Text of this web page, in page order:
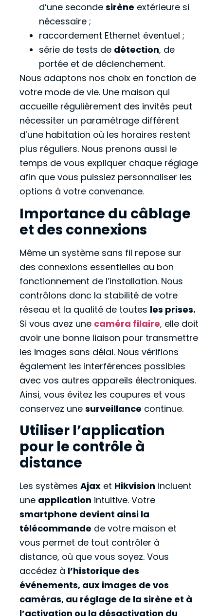
d’une seconde sirène extérieure si
nécessaire ;
raccordement Ethernet éventuel ;
série de tests de détection, de
portée et de déclenchement.
Nous adaptons nos choix en fonction de
votre mode de vie. Une maison qui
accueille régulièrement des invités peut
nécessiter un paramétrage différent
d’une habitation où les horaires restent
plus réguliers. Nous prenons aussi le
temps de vous expliquer chaque réglage
afin que vous puissiez personnaliser les
options à votre convenance.
Importance du câblage
et des connexions
Même un système sans fil repose sur
des connexions essentielles au bon
fonctionnement de l’installation. Nous
contrôlons donc la stabilité de votre
réseau et la qualité de toutes les prises.
Si vous avez une caméra filaire, elle doit
avoir une bonne liaison pour transmettre
les images sans délai. Nous vérifions
également les interférences possibles
avec vos autres appareils électroniques.
Ainsi, vous évitez les coupures et vous
conservez une surveillance continue.
Utiliser l’application
pour le contrôle à
distance
Les systèmes Ajax et Hikvision incluent
une application intuitive. Votre
smartphone devient ainsi la
télécommande de votre maison et
vous permet de tout contrôler à
distance, où que vous soyez. Vous
accédez à l’historique des
événements, aux images de vos
caméras, au réglage de la sirène et à
l’activation ou la désactivation du